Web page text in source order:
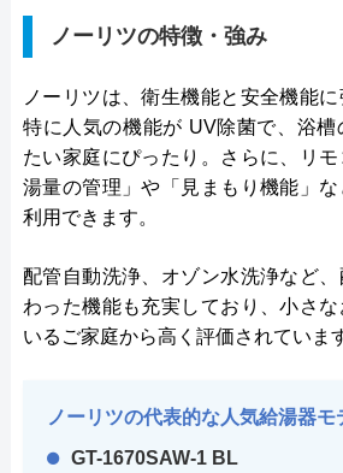
ノーリツの特徴・強み
ノーリツは、衛生機能と安全機能に
特に人気の機能が UV除菌で、浴槽
たい家庭にぴったり。さらに、リ
湯量の管理」や「見まもり機能」
利用できます。
配管自動洗浄、オゾン水洗浄など
わった機能も充実しており、小さ
いるご家庭から高く評価されていま
ノーリツの代表的な人気給湯器モ
GT-1670SAW-1 BL